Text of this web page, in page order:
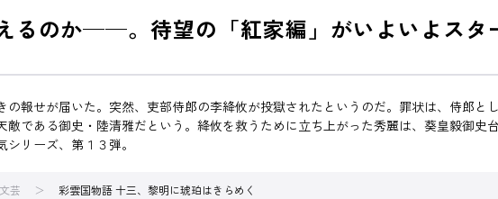
るのか──。待望の「紅家編」がいよいよスタ
報せが届いた。突然、吏部侍郎の李絳攸が投獄されたというのだ。罪状は、侍郎と
敵である御史・陸清雅だという。絳攸を救うために立ち上がった秀麗は、葵皇毅御
リーズ、第１３弾。
文芸 彩雲国物語 十三、黎明に琥珀はきらめく